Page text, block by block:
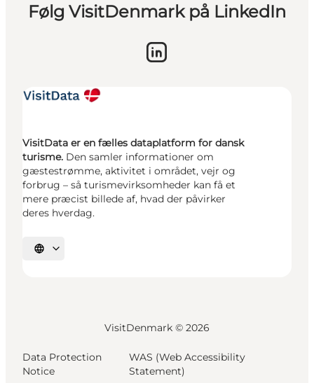
Følg VisitDenmark på LinkedIn
VisitData er en fælles dataplatform for dansk
turisme. Den samler informationer om
gæstestrømme, aktivitet i området, vejr og
forbrug – så turismevirksomheder kan få et
mere præcist billede af, hvad der påvirker
deres hverdag.
Vælg sprog
VisitDenmark © 2026
Data Protection
Notice
WAS (Web Accessibility
Statement)